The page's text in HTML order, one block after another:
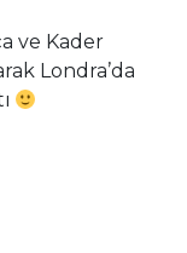
ve Kader
Londra’da